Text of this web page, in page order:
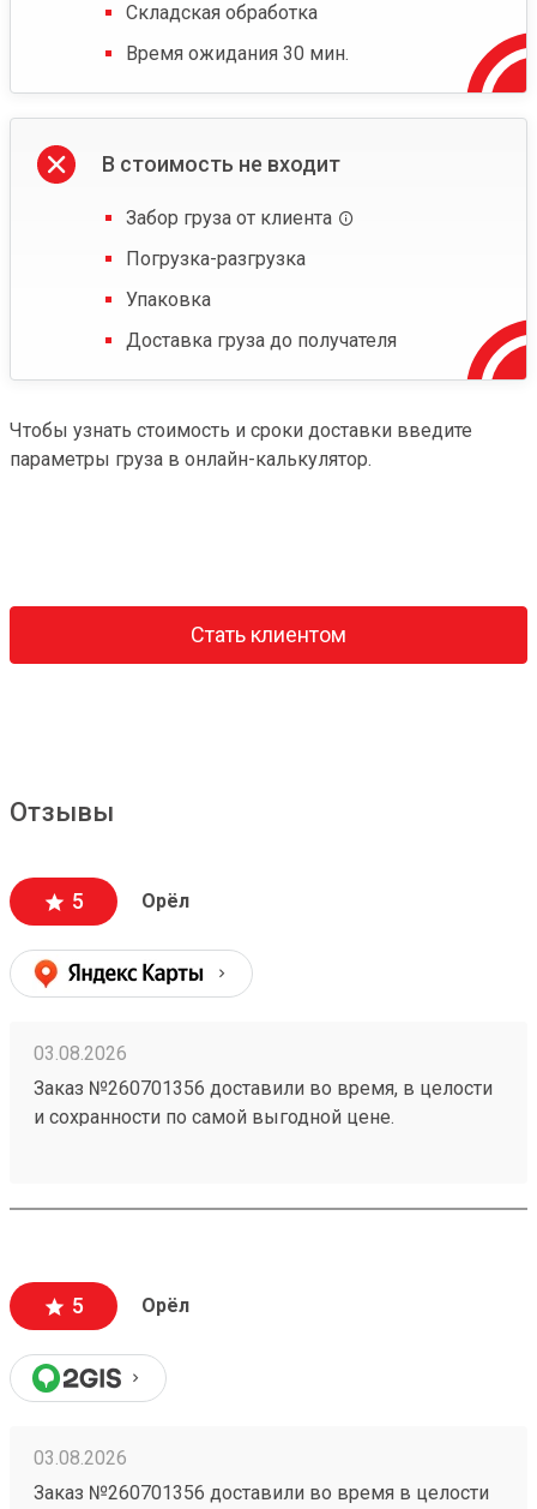
Складская обработка
Время ожидания 30 мин.
В стоимость не входит
Забор груза от клиента
Погрузка-разгрузка
Упаковка
Доставка груза до получателя
Чтобы узнать стоимость и сроки доставки введите
параметры груза в онлайн-калькулятор.
Стать клиентом
Отзывы
5 Орёл
03.08.2026
Заказ №260701356 доставили во время, в целости
и сохранности по самой выгодной цене.
5 Орёл
03.08.2026
Заказ №260701356 доставили во время в целости